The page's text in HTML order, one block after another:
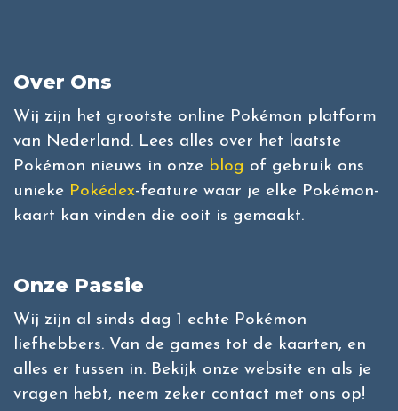
Over Ons
Wij zijn het grootste online Pokémon platform
van Nederland. Lees alles over het laatste
Pokémon nieuws in onze blog of gebruik ons
unieke Pokédex-feature waar je elke Pokémon-
kaart kan vinden die ooit is gemaakt.
Onze Passie
Wij zijn al sinds dag 1 echte Pokémon
liefhebbers. Van de games tot de kaarten, en
alles er tussen in. Bekijk onze website en als je
vragen hebt, neem zeker contact met ons op!